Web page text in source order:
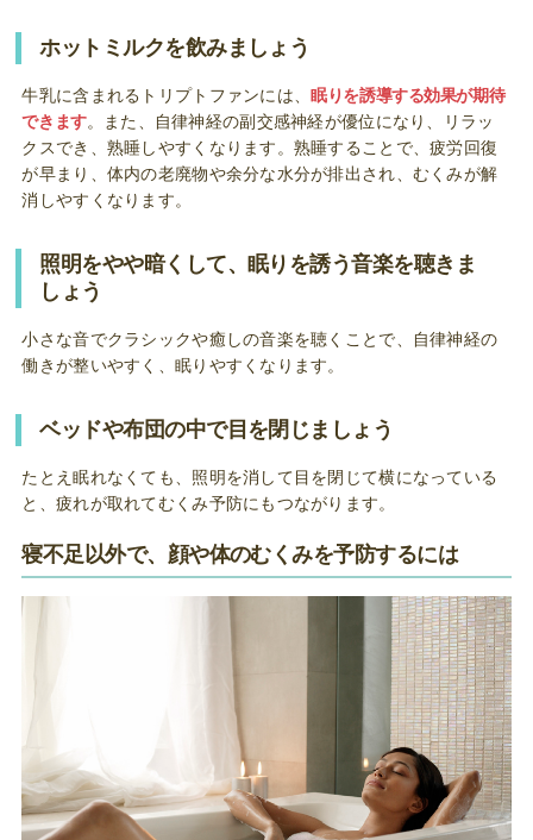
ホットミルクを飲みましょう
牛乳に含まれるトリプトファンには、眠りを誘導する効果が期待
できます。また、自律神経の副交感神経が優位になり、リラッ
クスでき、熟睡しやすくなります。熟睡することで、疲労回復
が早まり、体内の老廃物や余分な水分が排出され、むくみが解
消しやすくなります。
照明をやや暗くして、眠りを誘う音楽を聴きま
しょう
小さな音でクラシックや癒しの音楽を聴くことで、自律神経の
働きが整いやすく、眠りやすくなります。
ベッドや布団の中で目を閉じましょう
たとえ眠れなくても、照明を消して目を閉じて横になっている
と、疲れが取れてむくみ予防にもつながります。
寝不足以外で、顔や体のむくみを予防するには